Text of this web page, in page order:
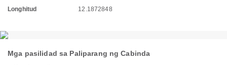
Longhitud 12.1872848
Mga pasilidad sa Paliparang ng Cabinda